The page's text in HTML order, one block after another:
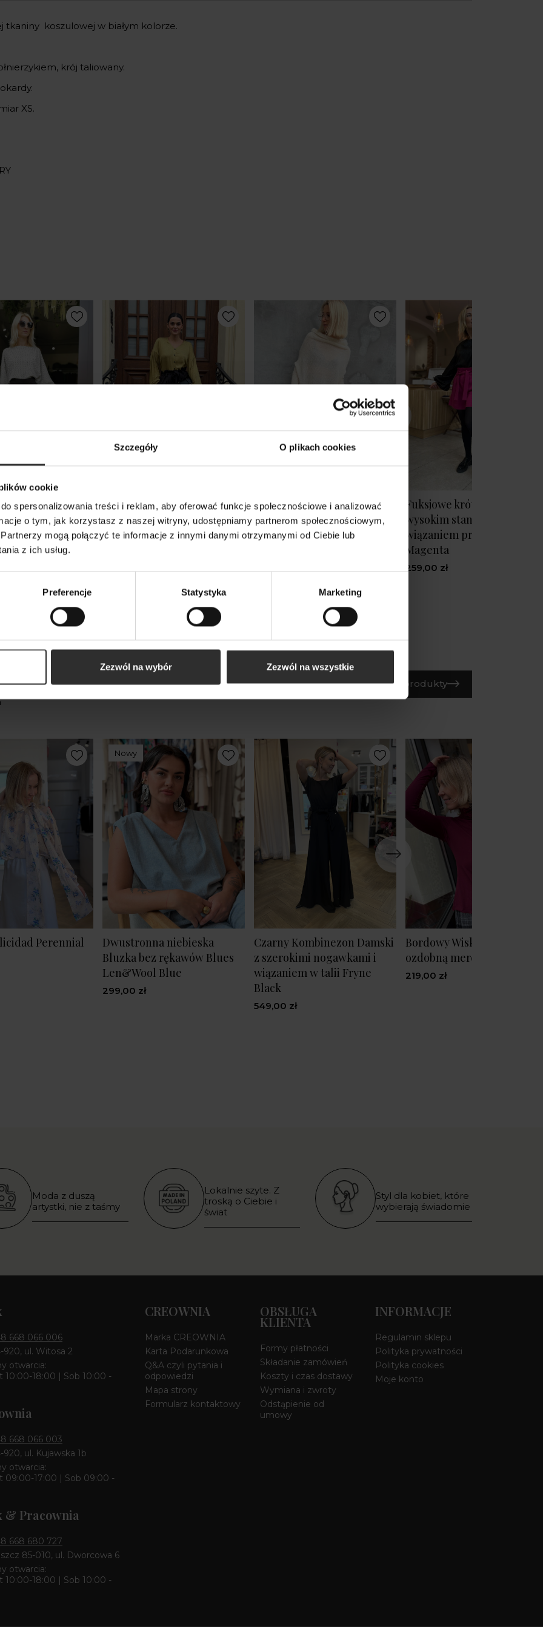
Szczegóły O plikach cookies
cookie
spersonalizowania treści i reklam, aby oferować funkcje społecznościowe i analizować
o tym, jak korzystasz z naszej witryny, udostępniamy partnerom społecznościowym,
mogą połączyć te informacje z innymi danymi otrzymanymi od Ciebie lub
z ich usług.
Preferencje Statystyka Marketing
Zezwól na wybór Zezwól na wszystkie
tkaniny koszulowej w białym kolorze.
krój taliowany.
XS.
midi z
i kieszeniami
Szerokie Spodnie w kolorze
czarnym z ozdobną falbanką
Paris Maxi Black
Spódnica z rozcięciami w
kolorze czarnym Christy
Black
Fuksjowe krótkie Spodenki
wysokim stanem i
wiązaniem przy talii Paris
Magenta
259,00 zł
Wszystkie produkty
Perennial
Nowy
Dwustronna niebieska
Bluzka bez rękawów Blues
Len&Wool Blue
299,00 zł
Czarny Kombinezon Damski
z szerokimi nogawkami i
wiązaniem w talii Fryne
Black
549,00 zł
Bordowy Wiskozowy Golf z
ozdobną mereżką
219,00 zł
Moda z duszą
artystki, nie z taśmy
Lokalnie szyte. Z
troską o Ciebie i
świat
Styl dla kobiet, które
wybierają świadomie
668 066 006
920, ul. Witosa 2
otwarcia:
10:00-18:00 | Sob 10:00 -
668 066 003
920, ul. Kujawska 1b
otwarcia:
09:00-17:00 | Sob 09:00 -
& Pracownia
668 680 727
85-010, ul. Dworcowa 6
otwarcia:
10:00-18:00 | Sob 10:00 -
CREOWNIA
Marka CREOWNIA
Karta Podarunkowa
Q&A czyli pytania i
odpowiedzi
Mapa strony
Formularz kontaktowy
OBSŁUGA
KLIENTA
Formy płatności
Składanie zamówień
Koszty i czas dostawy
Wymiana i zwroty
Odstąpienie od
umowy
INFORMACJE
Regulamin sklepu
Polityka prywatności
Polityka cookies
Moje konto